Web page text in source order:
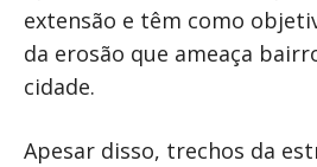
extensão e têm como
da erosão que ameaça
cidade.
Apesar disso, trechos da